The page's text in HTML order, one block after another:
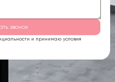
звонок
и принимаю условия